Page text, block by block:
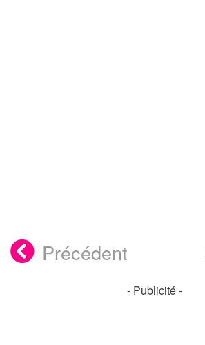
Précédent
- Publicité -